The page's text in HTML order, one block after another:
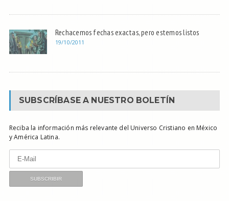
Rechacemos fechas exactas, pero estemos listos
19/10/2011
SUBSCRÍBASE A NUESTRO BOLETÍN
Reciba la información más relevante del Universo Cristiano en México
y América Latina.